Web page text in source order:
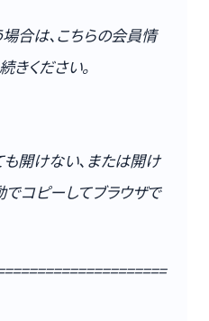
合は、こちらの会員情
きください。
開けない、または開け
コピーしてブラウザで